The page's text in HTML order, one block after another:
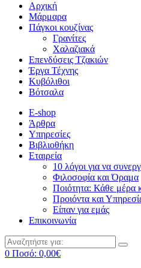
Αρχική
Μάρμαρα
Πάγκοι κουζίνας
Γρανίτες
Χαλαζιακά
Επενδύσεις Τζακιών
Έργα Τέχνης
Κυβόλιθοι
Βότσαλα
E-shop
Άρθρα
Υπηρεσίες
Βιβλιοθήκη
Εταιρεία
10 λόγοι για να
Φιλοσοφία και Όραμα
Ποιότητα: Κάθε μέρα
Προιόντα και
Είπαν για εμάς
Επικοινωνία
0 Ποσό: 0,00€